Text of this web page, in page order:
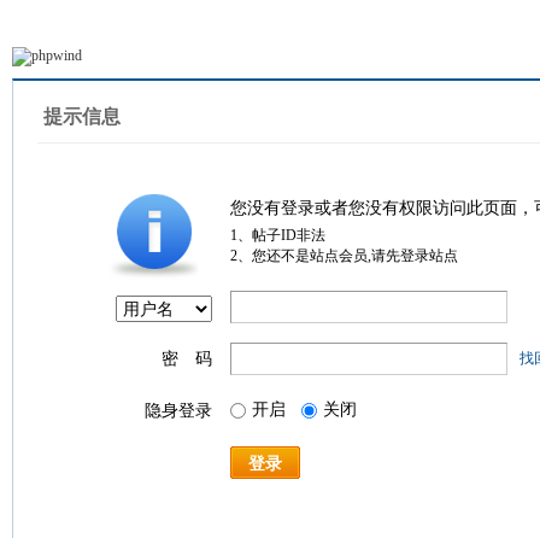
提示信息
您没有登录或者您没有权限访问此页面
1、帖子ID非法
2、您还不是站点会员,请先登录站点
密 码 找
隐身登录 开启 关闭
登录